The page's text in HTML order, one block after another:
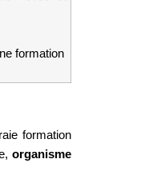
formation
formation
organisme